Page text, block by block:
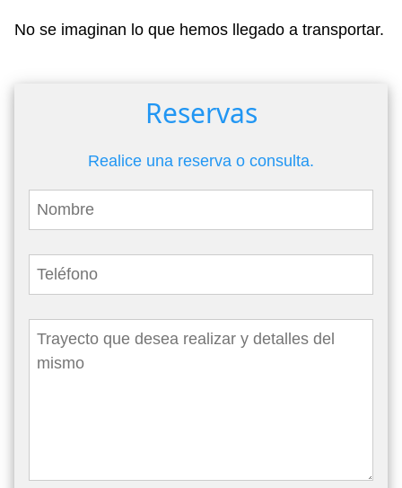
No se imaginan lo que hemos llegado a transportar.
Reservas
Realice una reserva o consulta.